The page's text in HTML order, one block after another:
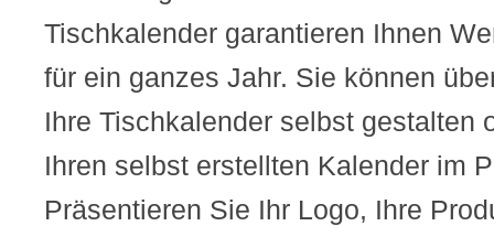
Tischkalender garantieren Ihnen
für ein ganzes Jahr. Sie können
Ihre Tischkalender selbst gestalten
Ihren selbst erstellten Kalender im
Präsentieren Sie Ihr Logo, Ihre